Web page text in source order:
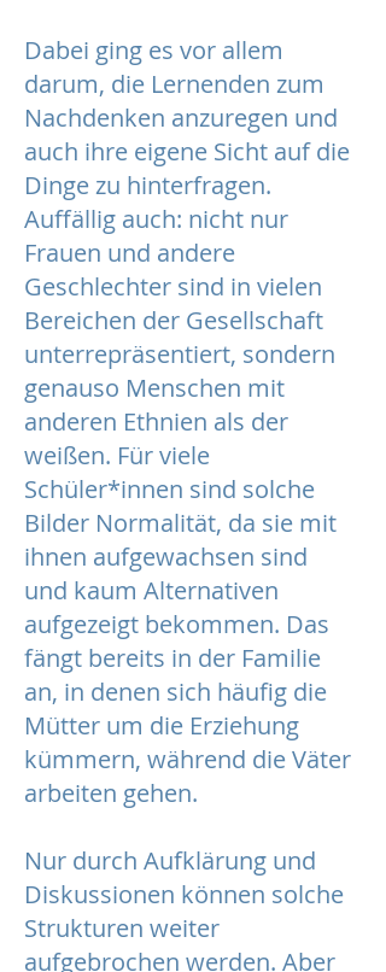
Dabei ging es vor allem
darum, die Lernenden zum
Nachdenken anzuregen und
auch ihre eigene Sicht auf die
Dinge zu hinterfragen.
Auffällig auch: nicht nur
Frauen und andere
Geschlechter sind in vielen
Bereichen der Gesellschaft
unterrepräsentiert, sondern
genauso Menschen mit
anderen Ethnien als der
weißen. Für viele
Schüler*innen sind solche
Bilder Normalität, da sie mit
ihnen aufgewachsen sind
und kaum Alternativen
aufgezeigt bekommen. Das
fängt bereits in der Familie
an, in denen sich häufig die
Mütter um die Erziehung
kümmern, während die Väter
arbeiten gehen.
Nur durch Aufklärung und
Diskussionen können solche
Strukturen weiter
aufgebrochen werden. Aber